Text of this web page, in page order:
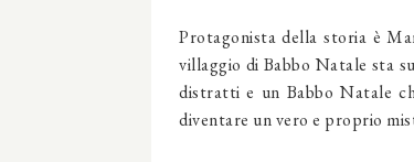
Protagonista della storia è
villaggio di Babbo Natale sta
distratti e un Babbo Natale
diventare un vero e proprio